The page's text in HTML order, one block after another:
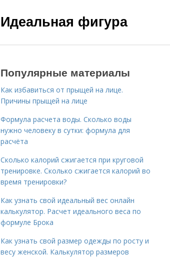
Идеальная фигура
Популярные материалы
Как избавиться от прыщей на лице.
Причины прыщей на лице
Формула расчета воды. Сколько воды
нужно человеку в сутки: формула для
расчёта
Сколько калорий сжигается при круговой
тренировке. Сколько сжигается калорий во
время тренировки?
Как узнать свой идеальный вес онлайн
калькулятор. Расчет идеального веса по
формуле Брока
Как узнать свой размер одежды по росту и
весу женской. Калькулятор размеров